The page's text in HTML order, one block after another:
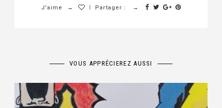
J'aime | Partager :
VOUS APPRÉCIEREZ AUSSI